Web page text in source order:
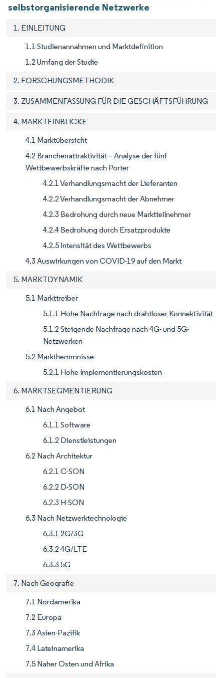
selbstorganisierende Netzwerke
1. EINLEITUNG
1.1 Studienannahmen und Marktdefinition
1.2 Umfang der Studie
2. FORSCHUNGSMETHODIK
3. ZUSAMMENFASSUNG FÜR DIE GESCHÄFTSFÜHRUNG
4. MARKTEINBLICKE
4.1 Marktübersicht
4.2 Branchenattraktivität – Analyse der fünf
Wettbewerbskräfte nach Porter
4.2.1 Verhandlungsmacht der Lieferanten
4.2.2 Verhandlungsmacht der Abnehmer
4.2.3 Bedrohung durch neue Marktteilnehmer
4.2.4 Bedrohung durch Ersatzprodukte
4.2.5 Intensität des Wettbewerbs
4.3 Auswirkungen von COVID-19 auf den Markt
5. MARKTDYNAMIK
5.1 Markttreiber
5.1.1 Hohe Nachfrage nach drahtloser Konnektivität
5.1.2 Steigende Nachfrage nach 4G- und 5G-
Netzwerken
5.2 Markthemmnisse
5.2.1 Hohe Implementierungskosten
6. MARKTSEGMENTIERUNG
6.1 Nach Angebot
6.1.1 Software
6.1.2 Dienstleistungen
6.2 Nach Architektur
6.2.1 C-SON
6.2.2 D-SON
6.2.3 H-SON
6.3 Nach Netzwerktechnologie
6.3.1 2G/3G
6.3.2 4G/LTE
6.3.3 5G
7. Nach Geografie
7.1 Nordamerika
7.2 Europa
7.3 Asien-Pazifik
7.4 Lateinamerika
7.5 Naher Osten und Afrika